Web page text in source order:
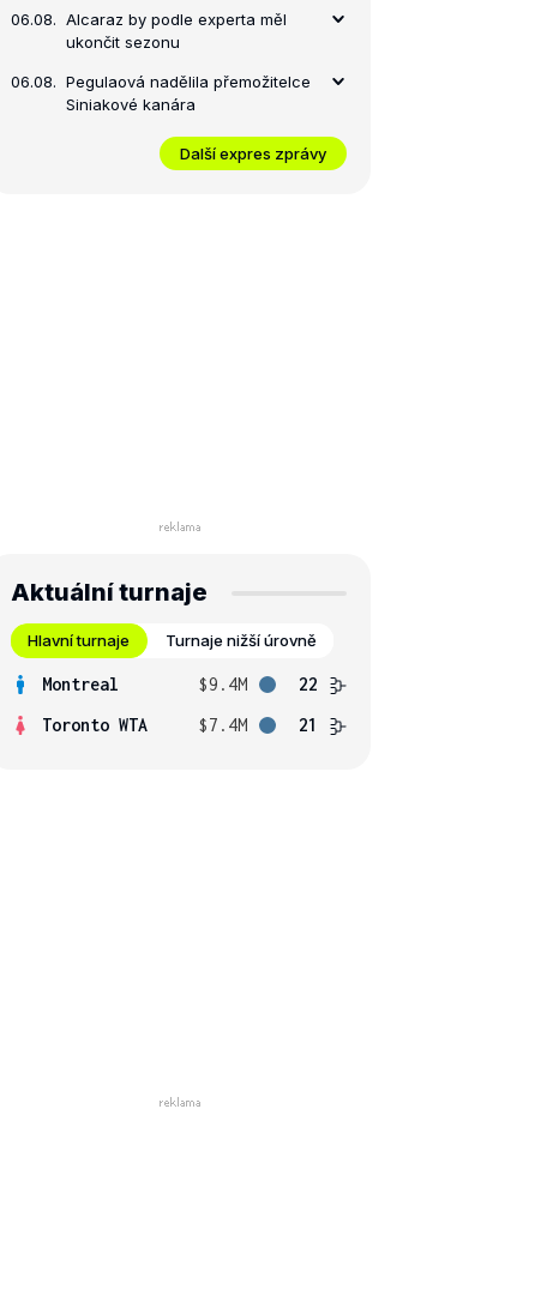
06.08. Alcaraz by podle experta měl
ukončit sezonu
06.08. Pegulaová nadělila přemožitelce
Siniakové kanára
Další expres zprávy
Aktuální turnaje
Hlavní turnaje Turnaje nižší úrovně
Montreal $9.4M
22
Toronto WTA
$7.4M 21